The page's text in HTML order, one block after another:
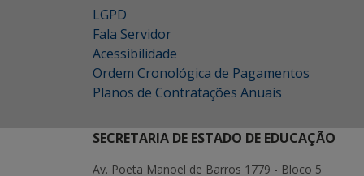
LGPD
Fala Servidor
Acessibilidade
Ordem Cronológica de Pagamentos
Planos de Contratações Anuais
SECRETARIA DE ESTADO DE EDUCAÇÃO
Av. Poeta Manoel de Barros 1779 - Bloco 5